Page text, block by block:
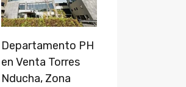
Departamento PH
en Venta Torres
Nducha, Zona